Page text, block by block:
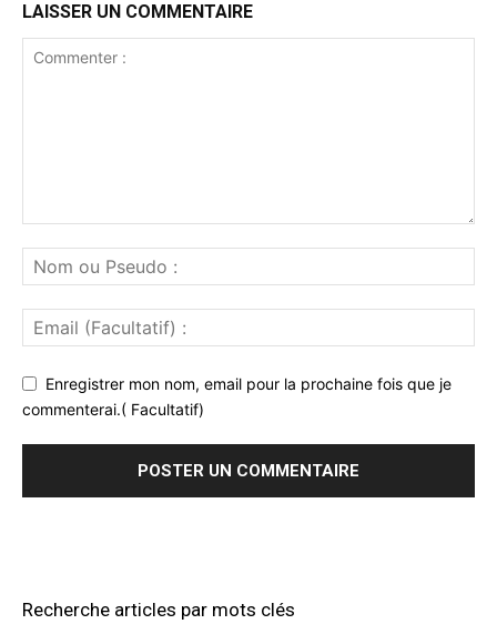
LAISSER UN COMMENTAIRE
Enregistrer mon nom, email pour la prochaine fois que je
commenterai.( Facultatif)
Recherche articles par mots clés